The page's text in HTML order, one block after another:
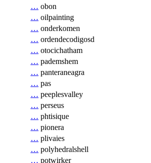
… obon
… oilpainting
… onderkomen
… ordendecodigosd
… otocichatham
… pademshem
… panteraneagra
… pas
… peeplesvalley
… perseus
… phtisique
… pionera
… plivaies
… polyhedralshell
… potwirker